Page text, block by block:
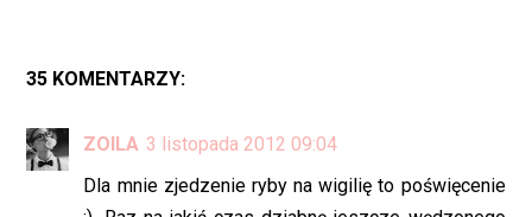
35 KOMENTARZY:
ZOILA 3 listopada 2012 09:04
Dla mnie zjedzenie ryby na wigilię to poświęcenie